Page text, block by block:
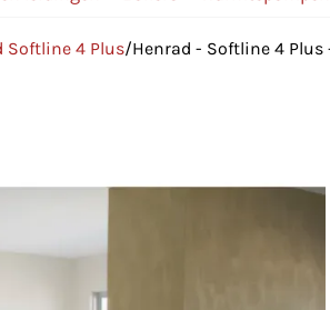
Softline 4 Plus/Henrad - Softline 4 Plus